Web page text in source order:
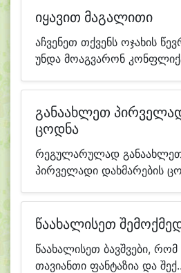
იყავით მაგალითი
აჩვენეთ თქვენს ოჯახის
უნდა მოაგვარონ
განაახლეთ
ცოდნა
რეგულარულად
პირველადი დახმარების
წაახალისეთ
წაახალისეთ ბავშვები,
თავიანთი ფანტაზია და